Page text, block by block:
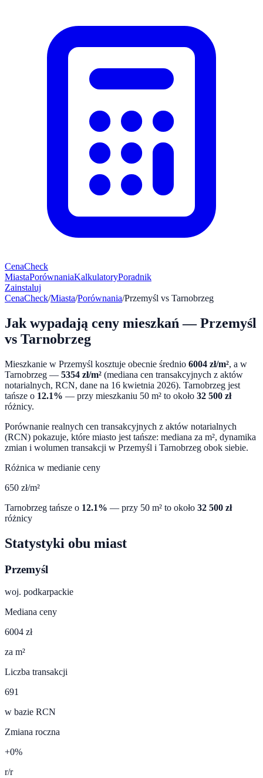
CenaCheck
MiastaPorównaniaKalkulatoryPoradnik
Zainstaluj
CenaCheck/Miasta/Porównania/Przemyśl vs Tarnobrzeg
Jak wypadają ceny mieszkań —Przemyśl
vs Tarnobrzeg
Mieszkanie w Przemyśl kosztuje obecnie średnio 6004 zł/m², a w
Tarnobrzeg — 5354 zł/m² (mediana cen transakcyjnych z aktów
notarialnych, RCN, dane na 16 kwietnia 2026). Tarnobrzeg jest
tańsze o 12.1% — przy mieszkaniu 50 m² to około 32 500 zł
różnicy.
Porównanie realnych cen transakcyjnych z aktów notarialnych
(RCN) pokazuje, które miasto jest tańsze: mediana za m², dynamika
zmian i wolumen transakcji w Przemyśl i Tarnobrzeg obok siebie.
Różnica w medianie ceny
650 zł/m²
Tarnobrzeg tańsze o 12.1% — przy 50 m² to około 32 500 zł
różnicy
Statystyki obu miast
Przemyśl
woj. podkarpackie
Mediana ceny
6004 zł
za m²
Liczba transakcji
691
w bazie RCN
Zmiana roczna
+0%
r/r